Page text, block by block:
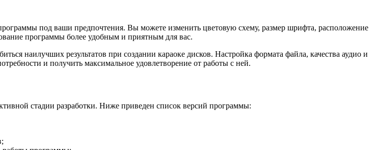
под ваши предпочтения. Вы можете изменить цветовую схему, размер шрифта, расположение
программы более удобным и приятным для вас.
наилучших результатов при создании караоке дисков. Настройка формата файла, качества аудио и
и получить максимальное удовлетворение от работы с ней.
стадии разработки. Ниже приведен список версий программы: